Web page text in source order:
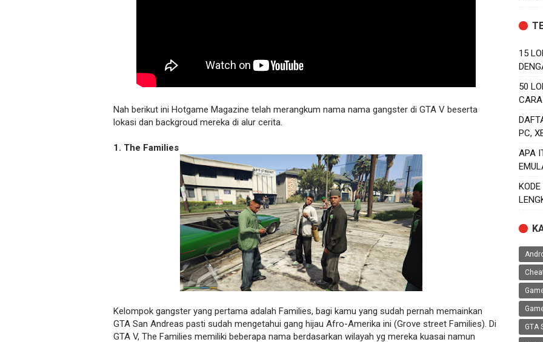
Nah berikut ini Hotgame Magazine telah merangkum nama nama gangster di GTA V beserta
lokasi dan backgroud mereka di alur cerita.
1. The Families
Kelompok gangster yang pertama adalah Families, bagi kamu yang sudah pernah memainkan
GTA San Andreas pasti sudah mengetahui gang hijau Afro-Amerika ini (Grove street Families). Di
GTA V, The Families memiliki beberapa nama berdasarkan wilayah yg mereka kuasai namun
15
50
PC,
APA
GTA